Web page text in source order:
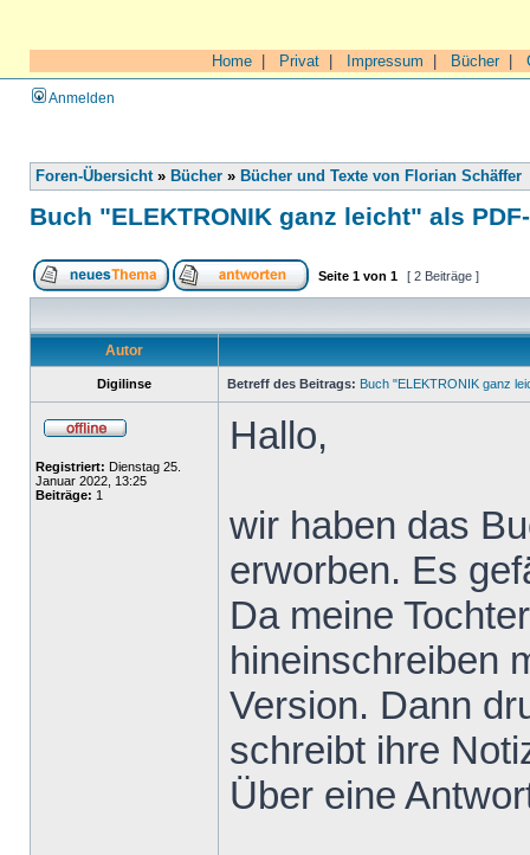
Home Privat Impressum Bücher|
Anmelden
Foren-Übersicht» Bücher » Bücher und Texte von Florian Schäffer
Buch "ELEKTRONIK ganz leicht" als
Seite 1 von 1 [ 2 Beiträge ]
Autor
Digilinse Betreff des Beitrags: Buch "ELEKTRONIK ganz
Registriert: Dienstag 25.
Januar 2022, 13:25
Beiträge: 1
Hallo,
wir haben das
erworben. Es
Da meine
hineinschreiben
Version. Dann
schreibt ihre
Über eine